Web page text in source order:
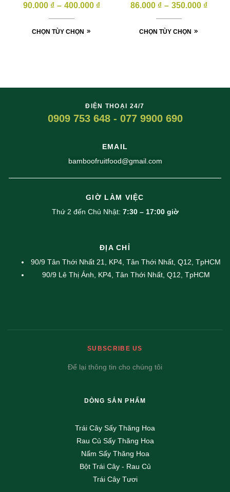
90.000 ₫ – 400.000 ₫
CHỌN TÙY CHỌN
86.000 ₫ – 350.000 ₫
CHỌN TÙY CHỌN
ĐIỆN THOẠI 24/7
0909 753 648 - 077 9900 690
EMAIL
bamboofruitfood@gmail.com
GIỜ LÀM VIỆC
Thứ 2 đến Chủ Nhật: 7:30 – 17:00 giờ
ĐỊA CHỈ
90/9 Tân Thới Nhất 21, KP4, Tân Thới Nhất, Q12, TpHCM
90/9 Lê Thị Ánh, KP4, Tân Thới Nhất, Q12, TpHCM
SUBSCRIBE US
Để lại thông tin cho chúng tôi
DÒNG SẢN PHẨM
Trái Cây Sấy Thăng Hoa
Rau Củ Sấy Thăng Hoa
Nấm Sấy Thăng Hoa
Bột Trái Cây - Rau Củ
Trái Cây Tươi